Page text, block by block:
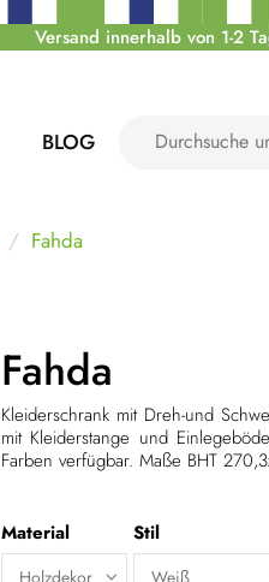
Versand innerhalb von 1-2
BLOG
Fahda
Fahda
Kleiderschrank mit Dreh-und
mit Kleiderstange und
Farben verfügbar. Maße BHT
Material Stil